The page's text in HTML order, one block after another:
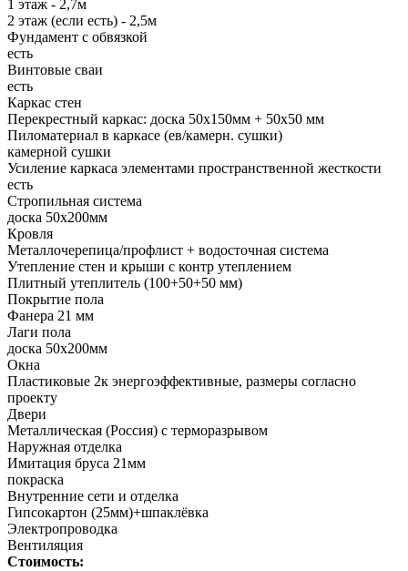
1 этаж - 2,7м
2 этаж (если есть) - 2,5м
Фундамент с обвязкой
есть
Винтовые сваи
есть
Каркас стен
Перекрестный каркас: доска 50х150мм + 50х50 мм
Пиломатериал в каркасе (ев/камерн. сушки)
камерной сушки
Усиление каркаса элементами пространственной жесткости
есть
Стропильная система
доска 50х200мм
Кровля
Металлочерепица/профлист + водосточная система
Утепление стен и крыши с контр утеплением
Плитный утеплитель (100+50+50 мм)
Покрытие пола
Фанера 21 мм
Лаги пола
доска 50х200мм
Окна
Пластиковые 2к энергоэффективные, размеры согласно
проекту
Двери
Металлическая (Россия) с терморазрывом
Наружная отделка
Имитация бруса 21мм
покраска
Внутренние сети и отделка
Гипсокартон (25мм)+шпаклёвка
Электропроводка
Вентиляция
Стоимость: